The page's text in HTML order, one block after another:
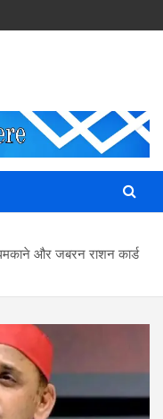
और जबरन राशन कार्ड